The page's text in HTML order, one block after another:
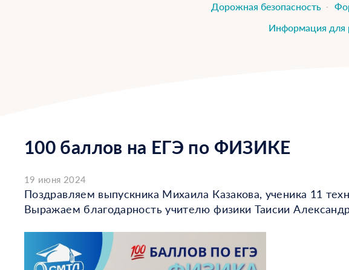
Дорожная безопасность
Информация для
100 баллов на ЕГЭ по ФИЗИКЕ
19 июня 2024
Поздравляем выпускника Михаила Казакова, ученика 11
Выражаем благодарность учителю физики Таисии